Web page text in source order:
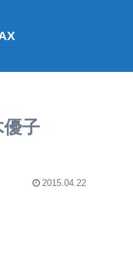
子
2015.04.22